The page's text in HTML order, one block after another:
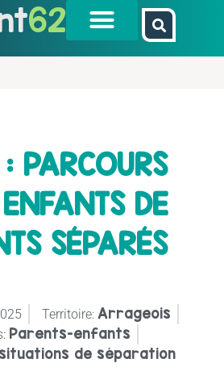
62
: PARCOURS
DE
SÉPARÉS
Territoire: Arrageois
Parents-enfants
de séparation